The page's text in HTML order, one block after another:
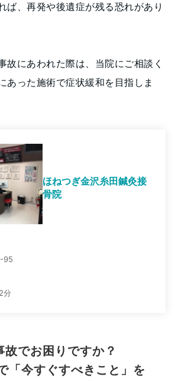
ば、再発や後遺症が残る恐れがあり
故にあわれた際は、当院にご相談く
あった施術で症状緩和を目指しま
ほねつぎ金沢糸田鍼灸接
骨院
95
分
故でお困りですか？
「今すぐすべきこと」を